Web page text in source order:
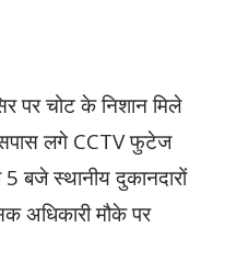
पर चोट के निशान मिले
लगे CCTV फुटेज
बजे स्थानीय दुकानदारों
अधिकारी मौके पर